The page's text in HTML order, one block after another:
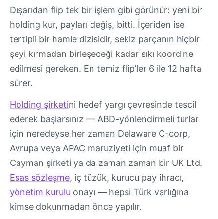
Dışarıdan flip tek bir işlem gibi görünür: yeni bir
holding kur, payları değiş, bitti. İçeriden ise
tertipli bir hamle dizisidir, sekiz parçanın hiçbir
şeyi kırmadan birleşeceği kadar sıkı koordine
edilmesi gereken. En temiz flip’ler 6 ile 12 hafta
sürer.
Holding şirketini hedef yargı çevresinde tescil
ederek başlarsınız — ABD-yönlendirmeli turlar
için neredeyse her zaman Delaware C-corp,
Avrupa veya APAC maruziyeti için muaf bir
Cayman şirketi ya da zaman zaman bir UK Ltd.
Esas sözleşme, iç tüzük, kurucu pay ihracı,
yönetim kurulu onayı — hepsi Türk varlığına
kimse dokunmadan önce yapılır.